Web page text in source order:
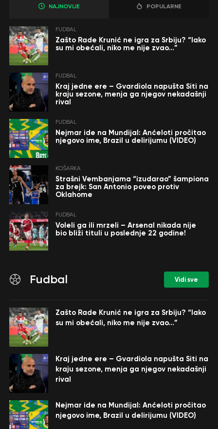
NAJNOVIJE POPULARNE
FUDBAL
Zašto Rade Krunić ne igra za Srbiju? “Iako
su mi obećali, niko me nije zvao…”
FUDBAL
Kraj jedne ere – Gvardiola napušta Siti na
kraju sezone, menja ga njegov nekadašnji
rival
FUDBAL
Nejmar ide na Mundijal: Anćeloti pročitao
njegovo ime, Brazil u delirijumu (VIDEO)
KOŠARKA
Strašni Vembanjama “izudarao” šampiona
za brejk: San Antonio poveo protiv
Oklahome
FUDBAL
Voleli ga ili mrzeli – Arsenal nikada nije
bio bliži tituli u poslednje 22 godine!
Fudbal Vidi sve
Zašto Rade Krunić ne igra za Srbiju? “Iako
su mi obećali, niko me nije zvao…”
Kraj jedne ere – Gvardiola napušta Siti na
kraju sezone, menja ga njegov nekadašnji
rival
Nejmar ide na Mundijal: Anćeloti pročitao
njegovo ime, Brazil u delirijumu (VIDEO)